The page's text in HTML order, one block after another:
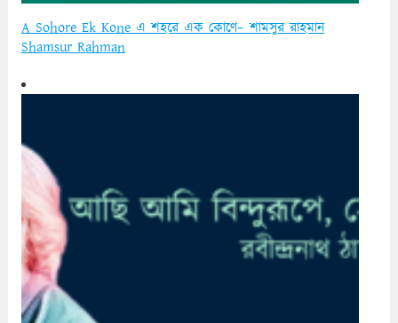
A Sohore Ek Kone এ শহরে এক কোণে– শামসুর রাহমান
Shamsur Rahman